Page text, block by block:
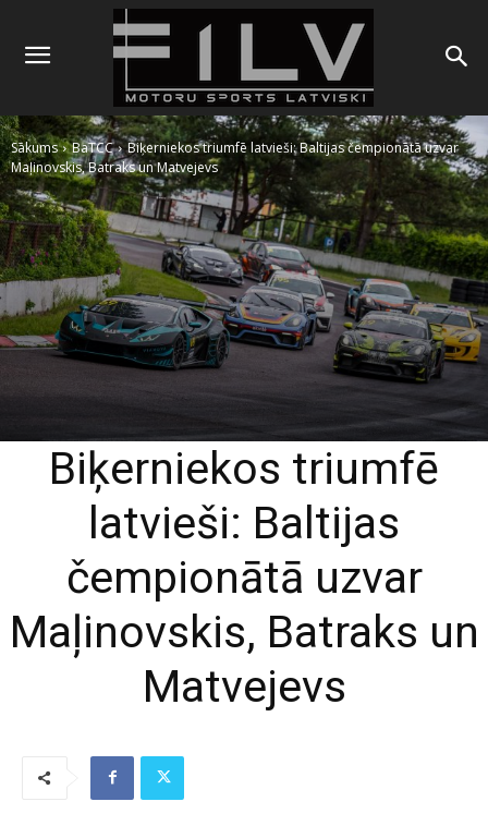
Sākums BaTCC
Biķerniekos triumfē latvieši: Baltijas čempionātā uzvar
Maļinovskis, Batraks un Matvejevs
Biķerniekos triumfē
latvieši: Baltijas
čempionātā uzvar
Maļinovskis, Batraks un
Matvejevs